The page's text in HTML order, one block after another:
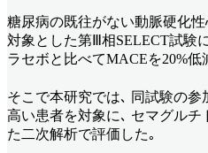
糖尿病の既往がない動脈硬化
対象とした第Ⅲ相SELECT試験
ラセボと比べてMACEを20%低
そこで本研究では､ 同試験の
高い患者を対象に､ セマグル
た二次解析で評価した｡